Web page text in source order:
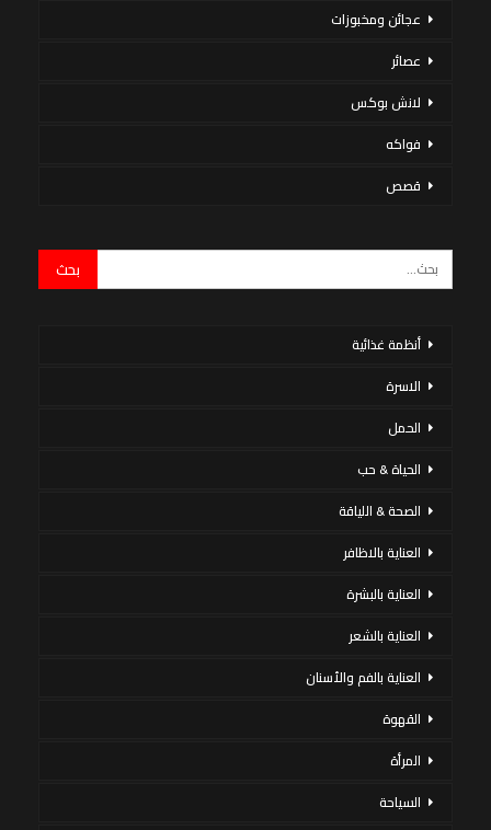
عجائن ومخبوزات
عصائر
لانش بوكس
فواكه
قصص
أنظمة غذائية
الاسرة
الحمل
الحياة & حب
الصحة & اللياقة
العناية بالاظافر
العناية بالبشرة
العناية بالشعر
العناية بالفم والأسنان
القهوة
المرأة
السياحة